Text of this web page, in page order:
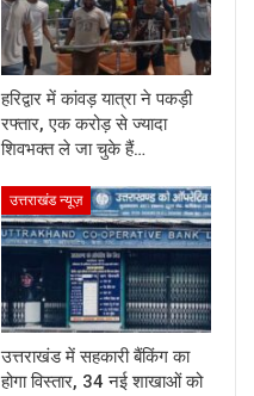
हरिद्वार में कांवड़ यात्रा ने पकड़ी
रफ्तार, एक करोड़ से ज्यादा
शिवभक्त ले जा चुके हैं…
उत्तराखंड न्यूज़
उत्तराखंड में सहकारी बैंकिंग का
होगा विस्तार, 34 नई शाखाओं को